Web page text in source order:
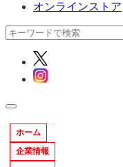
オンラインストア
ホーム
企業情報